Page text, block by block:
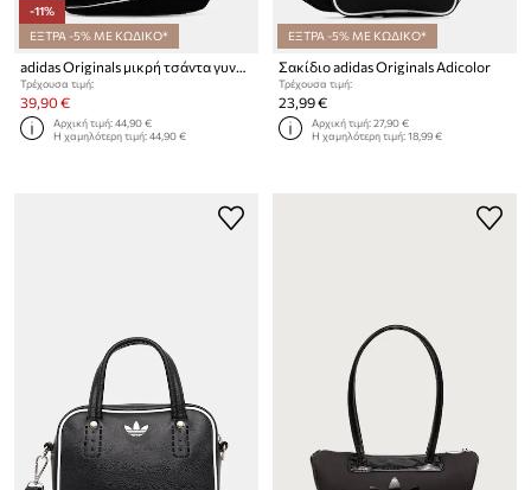
-11%
ΕΞΤΡΑ -5% ΜΕ ΚΩΔΙΚΟ*
adidas Originals μικρή τσάντα γυναικεία από απομίμηση δέρματος
Τρέχουσα τιμή:
39,90 €
Αρχική τιμή:44,90 €
Η χαμηλότερη τιμή:44,90 €
ΕΞΤΡΑ -5% ΜΕ ΚΩΔΙΚΟ*
Σακίδιο adidas Originals Adicolor
Τρέχουσα τιμή:
23,99 €
Αρχική τιμή:27,90 €
Η χαμηλότερη τιμή:18,99 €